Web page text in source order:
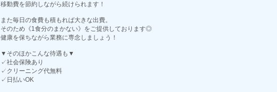
移動費を節約しながら続けられます！
また毎日の食費も積もれば大きな出費。
そのため《1食分のまかない》をご提供しております◎
健康を保ちながら業務に専念しましょう！
▼そのほかこんな待遇も▼
✓社会保険あり
✓クリーニング代無料
✓日払いOK